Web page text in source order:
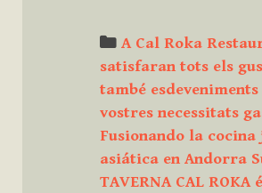
Categories
A Cal Roka
satisfaran tots els
també
vostres necessitats
Fusionando la
asiática en Andorra
TAVERNA CAL